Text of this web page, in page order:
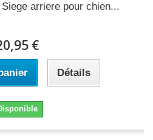
arriere pour chien...
€
Détails